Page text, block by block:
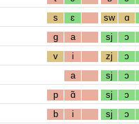
s ɛ sw ɑ
g a sj ɔ
v i zj ɔ
a sj ɔ
p ɑ̃ sj ɔ
b i sj ɔ